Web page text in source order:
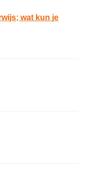
wat kun je